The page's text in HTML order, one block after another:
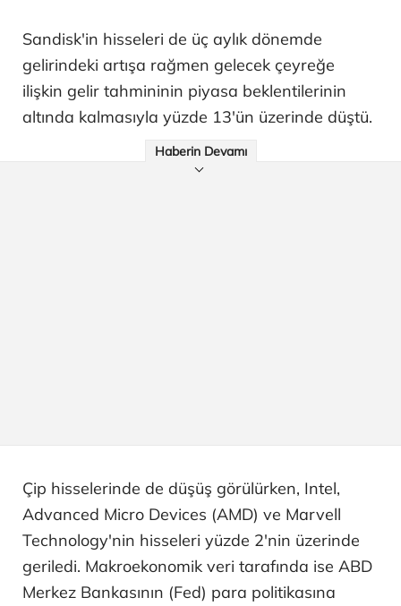
Sandisk'in hisseleri de üç aylık dönemde
gelirindeki artışa rağmen gelecek çeyreğe
ilişkin gelir tahmininin piyasa beklentilerinin
altında kalmasıyla yüzde 13'ün üzerinde düştü.
Haberin Devamı
Çip hisselerinde de düşüş görülürken, Intel,
Advanced Micro Devices (AMD) ve Marvell
Technology'nin hisseleri yüzde 2'nin üzerinde
geriledi. Makroekonomik veri tarafında ise ABD
Merkez Bankasının (Fed) para politikasına